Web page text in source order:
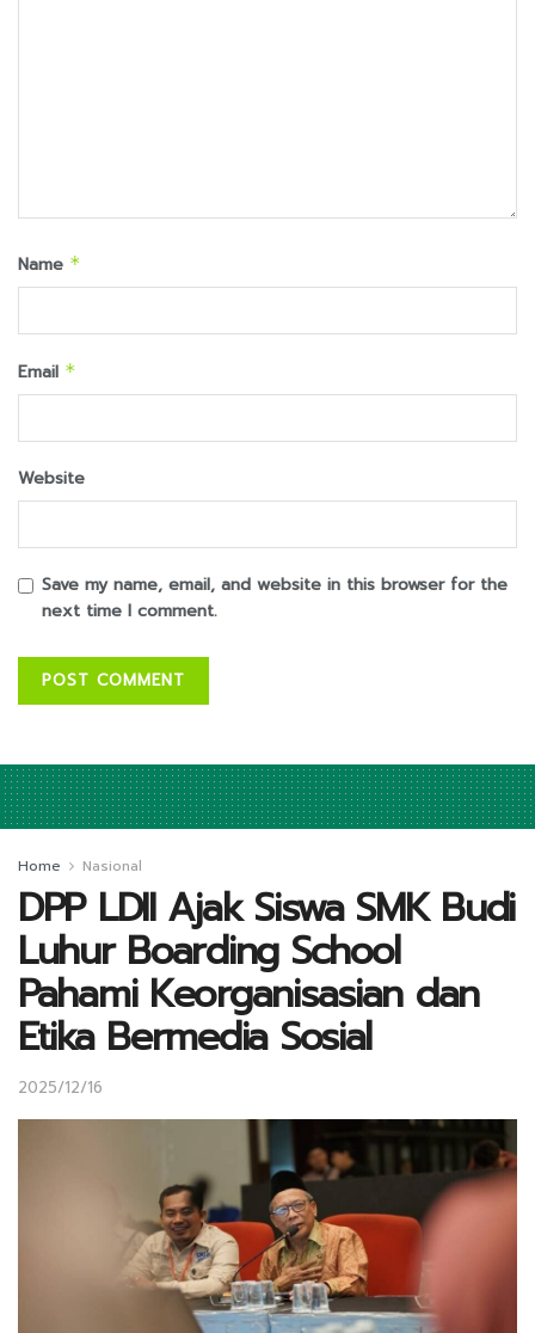
Name *
Email *
Website
Save my name, email, and website in this browser for the
next time I comment.
Home Nasional
DPP LDII Ajak Siswa SMK Budi
Luhur Boarding School
Pahami Keorganisasian dan
Etika Bermedia Sosial
2025/12/16